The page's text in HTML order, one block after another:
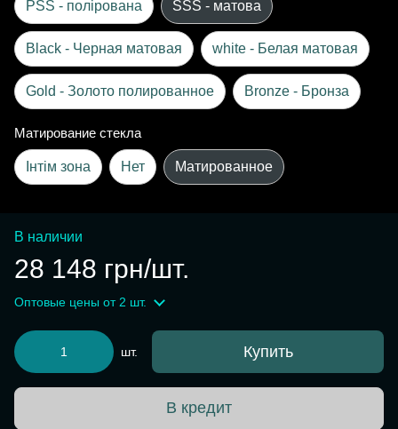
PSS - полірована SSS - матова
Black - Черная матовая white - Белая матовая
Gold - Золото полированное Bronze - Бронза
Матирование стекла
Інтім зона Нет Матированное
В наличии
28 148 грн/шт.
Оптовые цены от 2 шт.
шт. Купить
В кредит